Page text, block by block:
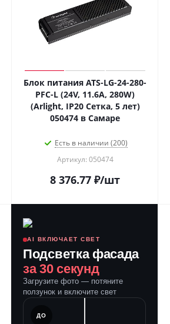
Блок питания ATS-LG-24-280-
PFC-L (24V, 11.6A, 280W)
(Arlight, IP20 Сетка, 5 лет)
050474 в Самаре
Есть в наличии (200)
Артикул: 050474
8 376.77 ₽/шт
AI ВКЛЮЧАЕТ СВЕТ
Подсветка фасада
за 30 секунд
Загрузите фото — потяните
ползунок и включите свет
ДО